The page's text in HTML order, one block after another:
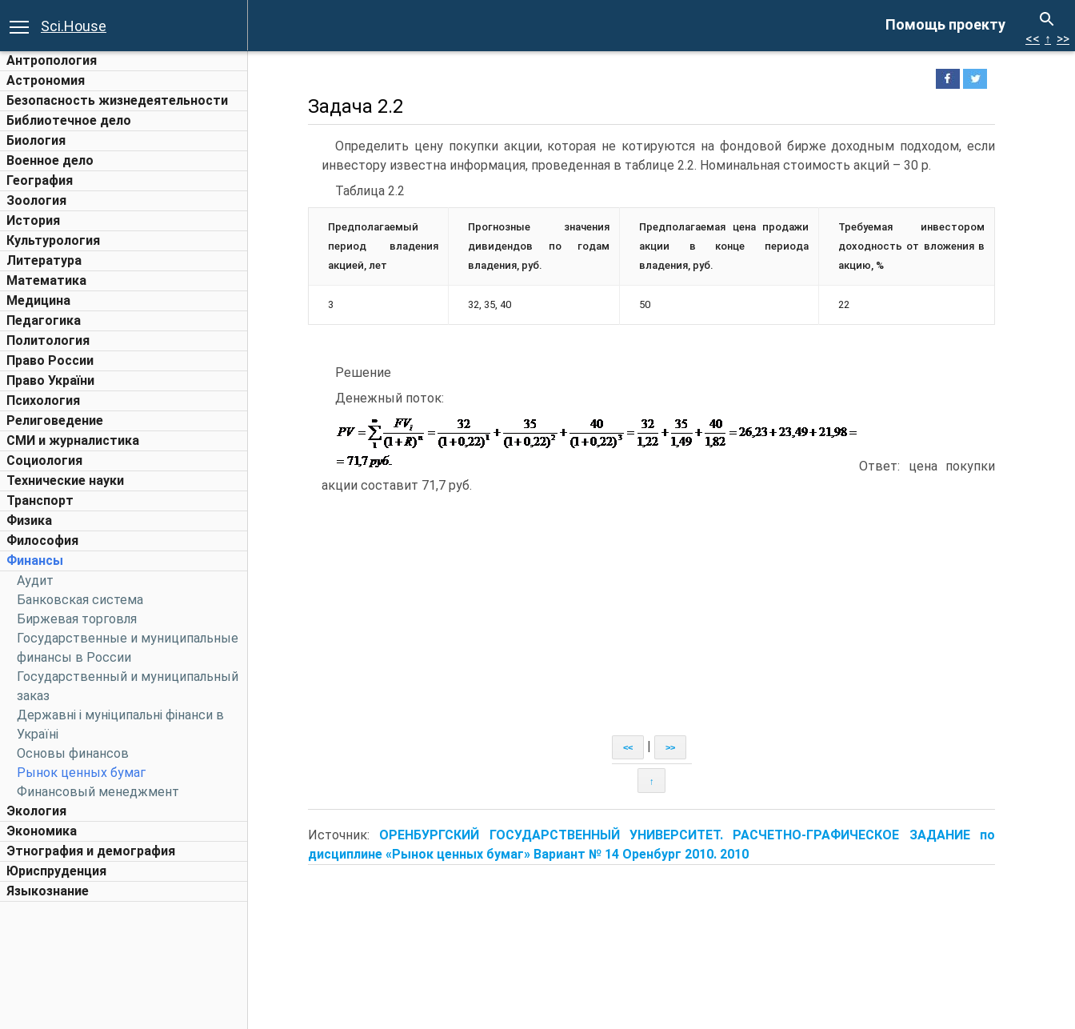
Помощь проекту
Sci.House
Антропология
Астрономия
Безопасность жизнедеятельности
Библиотечное дело
Биология
Военное дело
География
Зоология
История
Культурология
Литература
Математика
Медицина
Педагогика
Политология
Право России
Право України
Психология
Религоведение
СМИ и журналистика
Социология
Технические науки
Транспорт
Физика
Философия
Финансы
Аудит
Банковская система
Биржевая торговля
Государственные и муниципальные
финансы в России
Государственный и муниципальный
заказ
Державні і муніципальні фінанси в
Україні
Основы финансов
Рынок ценных бумаг
Финансовый менеджмент
Экология
Экономика
Этнография и демография
Юриспруденция
Языкознание
<< ↑ >>
Задача 2.2
Определить цену покупки акции, которая не котируются на фондовой бирже доходным подходом, если
инвестору известна информация, проведенная в таблице 2.2. Номинальная стоимость акций – 30 р.
Таблица 2.2
Предполагаемый
период владения
акцией, лет
Прогнозные значения
дивидендов по годам
владения, руб.
Предполагаемая цена продажи
акции в конце периода
владения, руб.
Требуемая инвестором
доходность от вложения в
акцию, %
3 32, 35, 40 50 22
Решение
Денежный поток:
Ответ: цена покупки
акции составит 71,7 руб.
<< >>
↑
Источник: ОРЕНБУРГСКИЙ ГОСУДАРСТВЕННЫЙ УНИВЕРСИТЕТ. РАСЧЕТНО-ГРАФИЧЕСКОЕ ЗАДАНИЕ по
дисциплине «Рынок ценных бумаг» Вариант № 14 Оренбург 2010. 2010